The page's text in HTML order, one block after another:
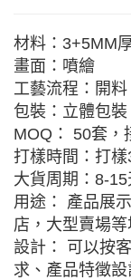
材料：3+5MM
畫面：噴繪
工藝流程：開
包裝：立體包
MOQ： 50套，
打樣時間：打樣
大貨周期：8-
用途： 產品展
店，大型賣場等
設計： 可以按
求、產品特徵設